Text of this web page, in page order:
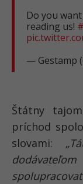
Do you
reading us!
— Gestamp
Štátny
príchod
slovami: